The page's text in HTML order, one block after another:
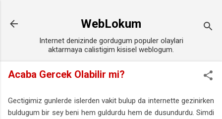
WebLokum
Internet denizinde gordugum populer olaylari
aktarmaya calistigim kisisel weblogum.
Acaba Gercek Olabilir mi?
Gectigimiz gunlerde islerden vakit bulup da internette gezinirken
buldugum bir sey beni hem guldurdu hem de dusundurdu. Simdi